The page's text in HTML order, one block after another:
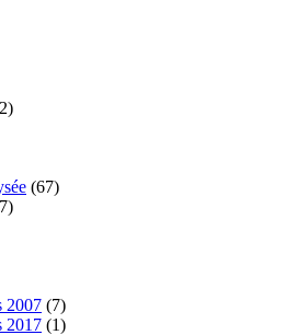
(67)
2007 (7)
2017 (1)